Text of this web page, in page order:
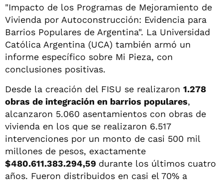
"Impacto de los Programas de Mejoramiento de
Vivienda por Autoconstrucción: Evidencia para
Barrios Populares de Argentina". La Universidad
Católica Argentina (UCA) también armó un
informe específico sobre Mi Pieza, con
conclusiones positivas.
Desde la creación del FISU se realizaron 1.278
obras de integración en barrios populares,
alcanzaron 5.060 asentamientos con obras de
vivienda en los que se realizaron 6.517
intervenciones por un monto de casi 500 mil
millones de pesos, exactamente
$480.611.383.294,59 durante los últimos cuatro
años. Fueron distribuidos en casi el 70% a